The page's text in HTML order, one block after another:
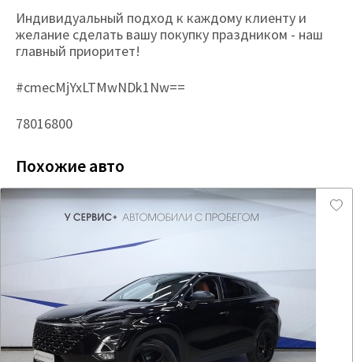
Индивидуальный подход к каждому клиенту и
желание сделать вашу покупку праздником - наш
главный приоритет!
#cmecMjYxLTMwNDk1Nw==
78016800
Похожие авто